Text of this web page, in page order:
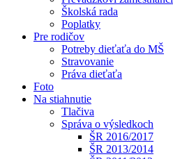
Školská rada
Poplatky
Pre rodičov
Potreby dieťaťa do MŠ
Stravovanie
Práva dieťaťa
Foto
Na stiahnutie
Tlačiva
Správa o výsledkoch
ŠR 2016/2017
ŠR 2013/2014